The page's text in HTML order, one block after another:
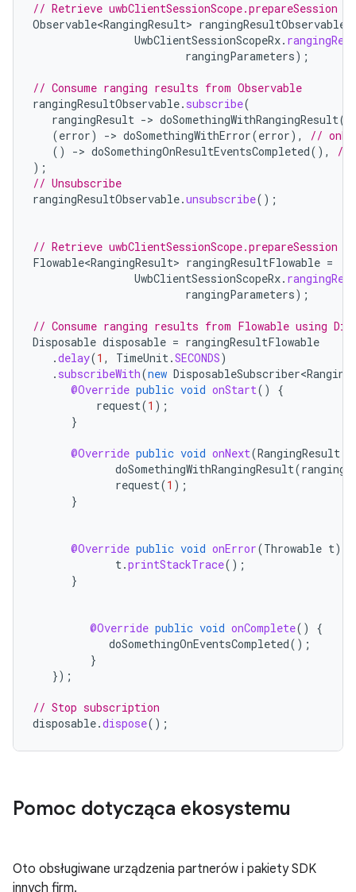
// Retrieve uwbClientSessionScope.prepareSession
Observable<RangingResult> rangingResultObservable
UwbClientSessionScopeRx.
rangingParameters);
// Consume ranging results from Observable
rangingResultObservable. subscribe(
rangingResult -> doSomethingWithRangingResult(
(error) -> doSomethingWithError(error),
//
()
-> doSomethingOnResultEventsCompleted(),
//
);
// Unsubscribe
rangingResultObservable.unsubscribe();
// Retrieve uwbClientSessionScope.prepareSession
Flowable<RangingResult> rangingResultFlowable =
UwbClientSessionScopeRx.
rangingParameters);
// Consume ranging results from Flowable using
Disposable disposable = rangingResultFlowable
.delay(1 , TimeUnit.SECONDS)
. subscribeWith(new
@Override public void onStart()
{
request(1 );
}
@Override public void onNext(RangingResult
doSomethingWithRangingResult(
request(1 );
}
@Override public void onError(Throwable t)
t.printStackTrace();
}
@Override public void onComplete()
{
doSomethingOnEventsCompleted();
}
});
// Stop subscription
disposable.dispose();
Pomoc dotycząca ekosystemu
Oto obsługiwane urządzenia partnerów i pakiety SDK
innych firm.